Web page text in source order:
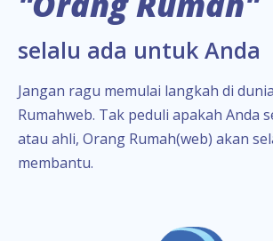
selalu ada untuk Anda
Jangan ragu memulai langkah di
Rumahweb. Tak peduli apakah Anda
atau ahli, Orang Rumah(web) akan
membantu.